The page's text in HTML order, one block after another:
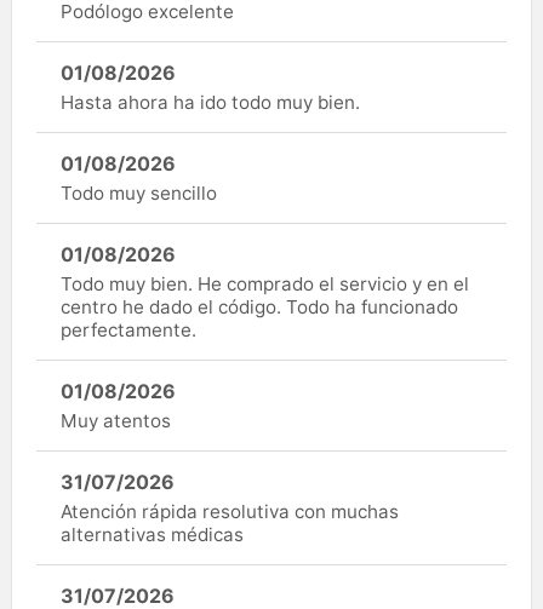
Podólogo excelente
01/08/2026
Hasta ahora ha ido todo muy bien.
01/08/2026
Todo muy sencillo
01/08/2026
Todo muy bien. He comprado el servicio y en el
centro he dado el código. Todo ha funcionado
perfectamente.
01/08/2026
Muy atentos
31/07/2026
Atención rápida resolutiva con muchas
alternativas médicas
31/07/2026